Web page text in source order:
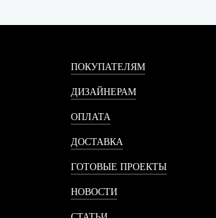
ПОКУПАТЕЛЯМ
ДИЗАЙНЕРАМ
ОПЛАТА
ДОСТАВКА
ГОТОВЫЕ ПРОЕКТЫ
НОВОСТИ